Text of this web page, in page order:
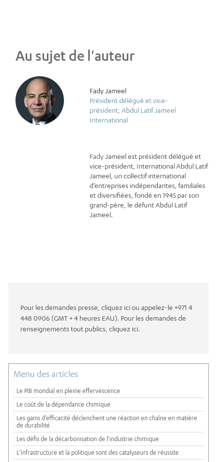
Au sujet de l'auteur
Fady Jameel
Président délégué et vice-
président, Abdul Latif Jameel
International
FadyJameel est président délégué et
vice-président, International Abdul Latif
Jameel, un collectif international
d’entreprises indépendantes, familiales
et diversifiées, fondé en 1945 par son
grand-père, le défunt Abdul Latif
Jameel.
Pour les demandes presse, cliquez ici ou appelez-le +971 4
448 0906 (GMT + 4 heures EAU). Pour les demandes de
renseignements tout publics, cliquez ici.
Menu des articles
Le PIB mondial en pleine effervescence
Le coût de la dépendance chimique
Les gains d’efficacité déclenchent une réaction en chaîne en matière
de durabilité
Les défis de la décarbonisation de l’industrie chimique
L’infrastructure et la politique sont des catalyseurs de réussite